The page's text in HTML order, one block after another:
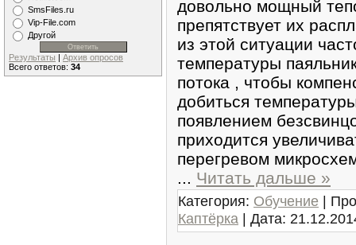
SmsFiles.ru
Vip-File.com
Другой
Результаты | Архив опросов
Всего ответов: 34
довольно мощный
препятствует их
из этой ситуации
температуры
потока , чтобы
добиться
появлением
приходится
перегревом
... Читать дальше »
Категория: Обучение |
Каптёрка | Дата: